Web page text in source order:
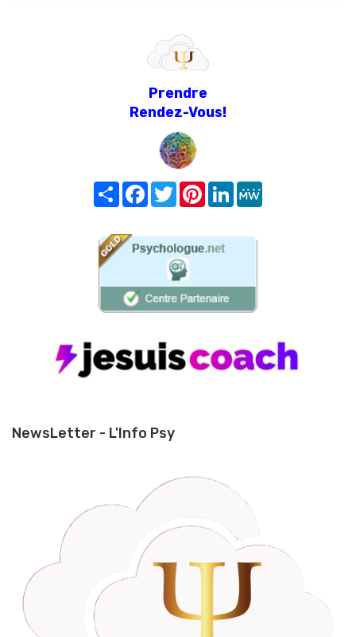
Prendre
Rendez-Vous!
Share FacebookTwitterPinterest
LinkedIn
NewsLetter - L'Info Psy